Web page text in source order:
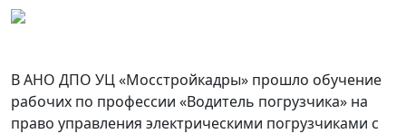
В АНО ДПО УЦ «Мосстройкадры» прошло обучение
рабочих по профессии «Водитель погрузчика» на
право управления электрическими погрузчиками с